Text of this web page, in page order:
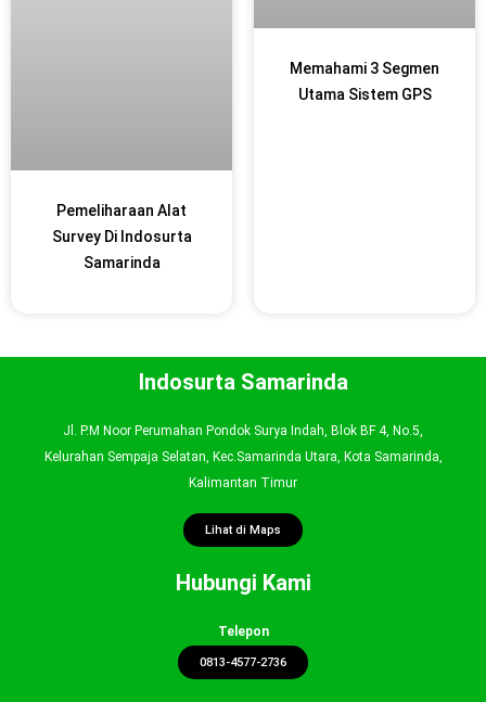
Pemeliharaan Alat
Survey Di Indosurta
Samarinda
Memahami 3 Segmen
Utama Sistem GPS
Indosurta Samarinda
Jl. P.M Noor Perumahan Pondok Surya Indah, Blok BF 4, No.5,
Kelurahan Sempaja Selatan, Kec.Samarinda Utara, Kota Samarinda,
Kalimantan Timur
Lihat di Maps
Hubungi Kami
Telepon
0813-4577-2736